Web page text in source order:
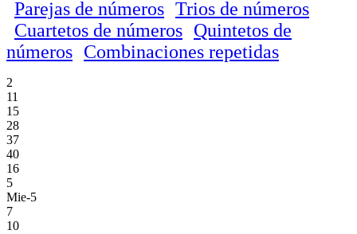
Parejas de números Trios de números
Cuartetos de números Quintetos de
números Combinaciones repetidas
2
11
15
28
37
40
16
5
Mie-5
7
10